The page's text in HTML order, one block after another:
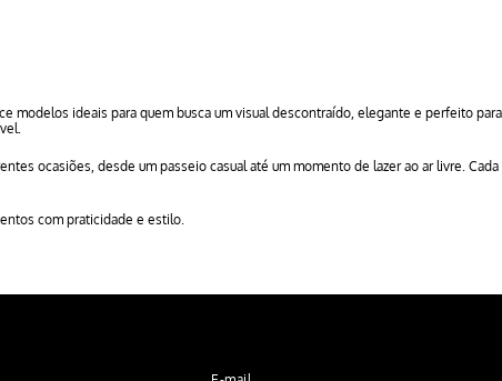
ideais para quem busca um visual descontraído, elegante e perfeito
ocasiões, desde um passeio casual até um momento de lazer ao ar livre.
com praticidade e estilo.